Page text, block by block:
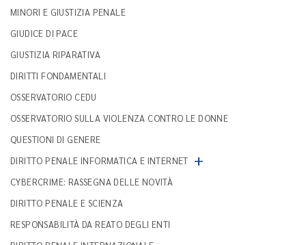
MINORI E GIUSTIZIA PENALE
GIUDICE DI PACE
GIUSTIZIA RIPARATIVA
DIRITTI FONDAMENTALI
OSSERVATORIO CEDU
OSSERVATORIO SULLA VIOLENZA CONTRO LE DONNE
QUESTIONI DI GENERE
DIRITTO PENALE INFORMATICA E INTERNET +
CYBERCRIME: RASSEGNA DELLE NOVITÀ
DIRITTO PENALE E SCIENZA
RESPONSABILITÀ DA REATO DEGLI ENTI